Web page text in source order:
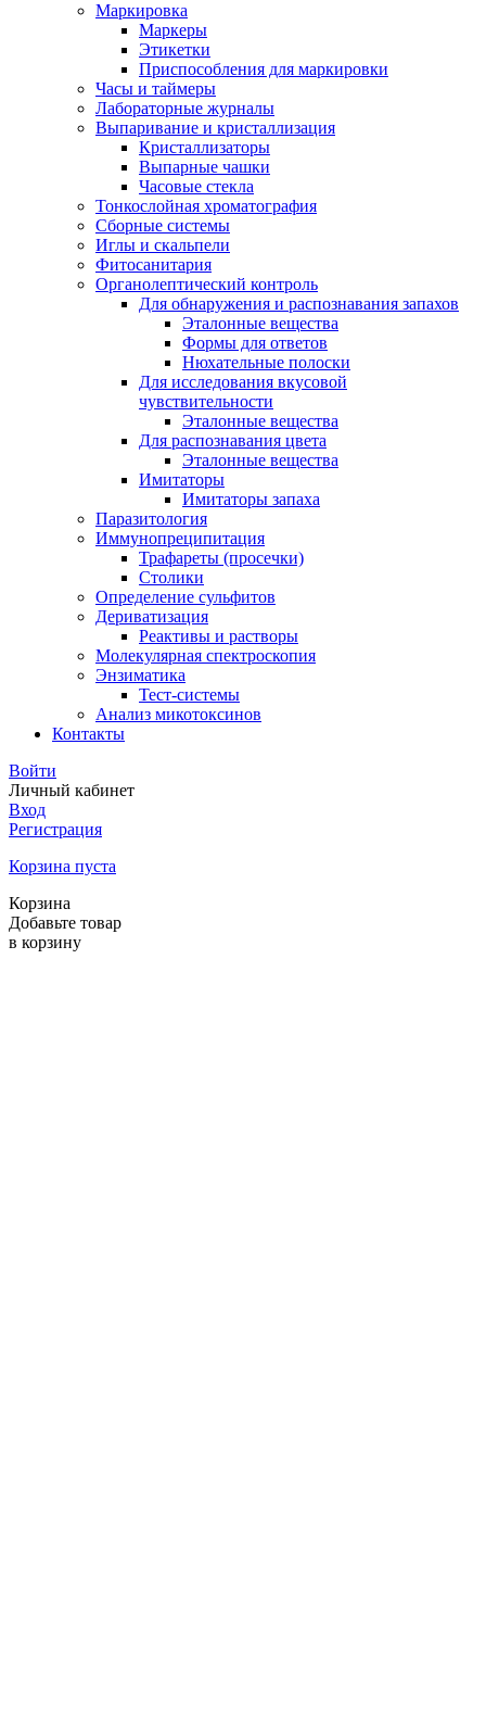
Маркировка
Маркеры
Этикетки
Приспособления для маркировки
Часы и таймеры
Лабораторные журналы
Выпаривание и кристаллизация
Кристаллизаторы
Выпарные чашки
Часовые стекла
Тонкослойная хроматография
Сборные системы
Иглы и скальпели
Фитосанитария
Органолептический контроль
Для обнаружения и распознавания запахов
Эталонные вещества
Формы для ответов
Нюхательные полоски
Для исследования вкусовой
чувствительности
Эталонные вещества
Для распознавания цвета
Эталонные вещества
Имитаторы
Имитаторы запаха
Паразитология
Иммунопреципитация
Трафареты (просечки)
Столики
Определение сульфитов
Дериватизация
Реактивы и растворы
Молекулярная спектроскопия
Энзиматика
Тест-системы
Анализ микотоксинов
Контакты
Войти
Личный кабинет
Вход
Регистрация
Корзина пуста
Корзина
Добавьте товар
в корзину